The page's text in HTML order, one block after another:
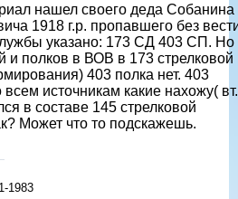
нашел своего деда Собанина
1918 г.р. пропавшего без
указано: 173 СД 403 СП. Но
и полков в ВОВ в 173 стрелковой
403 полка нет. 403
источникам какие нахожу(
в составе 145 стрелковой
Может что то подскажешь.
1983